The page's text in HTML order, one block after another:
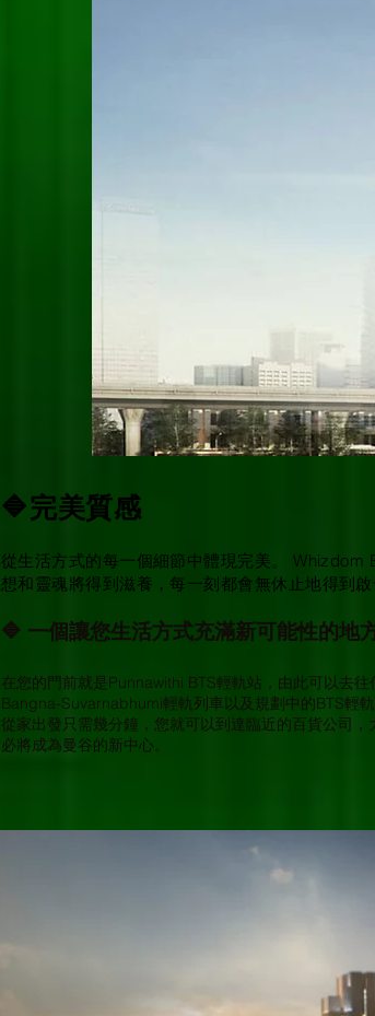
🔷完美質感
從生活方式的每一個細節中體現完美。
想和靈魂將得到滋養，每一刻都會無休止地得到啟
🔷 一個讓您生活方式充滿新可能性的地
在您的門前就是Punnawithi BTS輕軌站，由此可以去
Bangna-Suvarnabhumi輕軌列車以及規劃中的BTS輕
從家出發只需幾分鐘，您就可以到達臨近的百貨公司
必將成為曼谷的新中心。